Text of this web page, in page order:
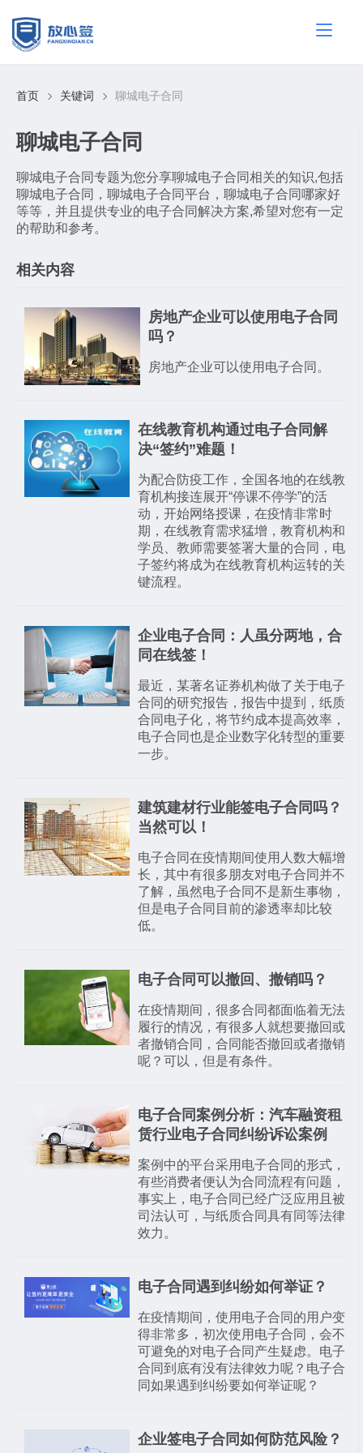
首页 关键词 聊城电子合同
聊城电子合同
聊城电子合同专题为您分享聊城电子合同相关的知识,包括
聊城电子合同，聊城电子合同平台，聊城电子合同哪家好
等等，并且提供专业的电子合同解决方案,希望对您有一定
的帮助和参考。
相关内容
房地产企业可以使用电子合同
吗？
房地产企业可以使用电子合同。
在线教育机构通过电子合同解
决“签约”难题！
为配合防疫工作，全国各地的在线教
育机构接连展开“停课不停学”的活
动，开始网络授课，在疫情非常时
期，在线教育需求猛增，教育机构和
学员、教师需要签署大量的合同，电
子签约将成为在线教育机构运转的关
键流程。
企业电子合同：人虽分两地，合
同在线签！
最近，某著名证券机构做了关于电子
合同的研究报告，报告中提到，纸质
合同电子化，将节约成本提高效率，
电子合同也是企业数字化转型的重要
一步。
建筑建材行业能签电子合同吗？
当然可以！
电子合同在疫情期间使用人数大幅增
长，其中有很多朋友对电子合同并不
了解，虽然电子合同不是新生事物，
但是电子合同目前的渗透率却比较
低。
电子合同可以撤回、撤销吗？
在疫情期间，很多合同都面临着无法
履行的情况，有很多人就想要撤回或
者撤销合同，合同能否撤回或者撤销
呢？可以，但是有条件。
电子合同案例分析：汽车融资租
赁行业电子合同纠纷诉讼案例
案例中的平台采用电子合同的形式，
有些消费者便认为合同流程有问题，
事实上，电子合同已经广泛应用且被
司法认可，与纸质合同具有同等法律
效力。
电子合同遇到纠纷如何举证？
在疫情期间，使用电子合同的用户变
得非常多，初次使用电子合同，会不
可避免的对电子合同产生疑虑。电子
合同到底有没有法律效力呢？电子合
同如果遇到纠纷要如何举证呢？
企业签电子合同如何防范风险？